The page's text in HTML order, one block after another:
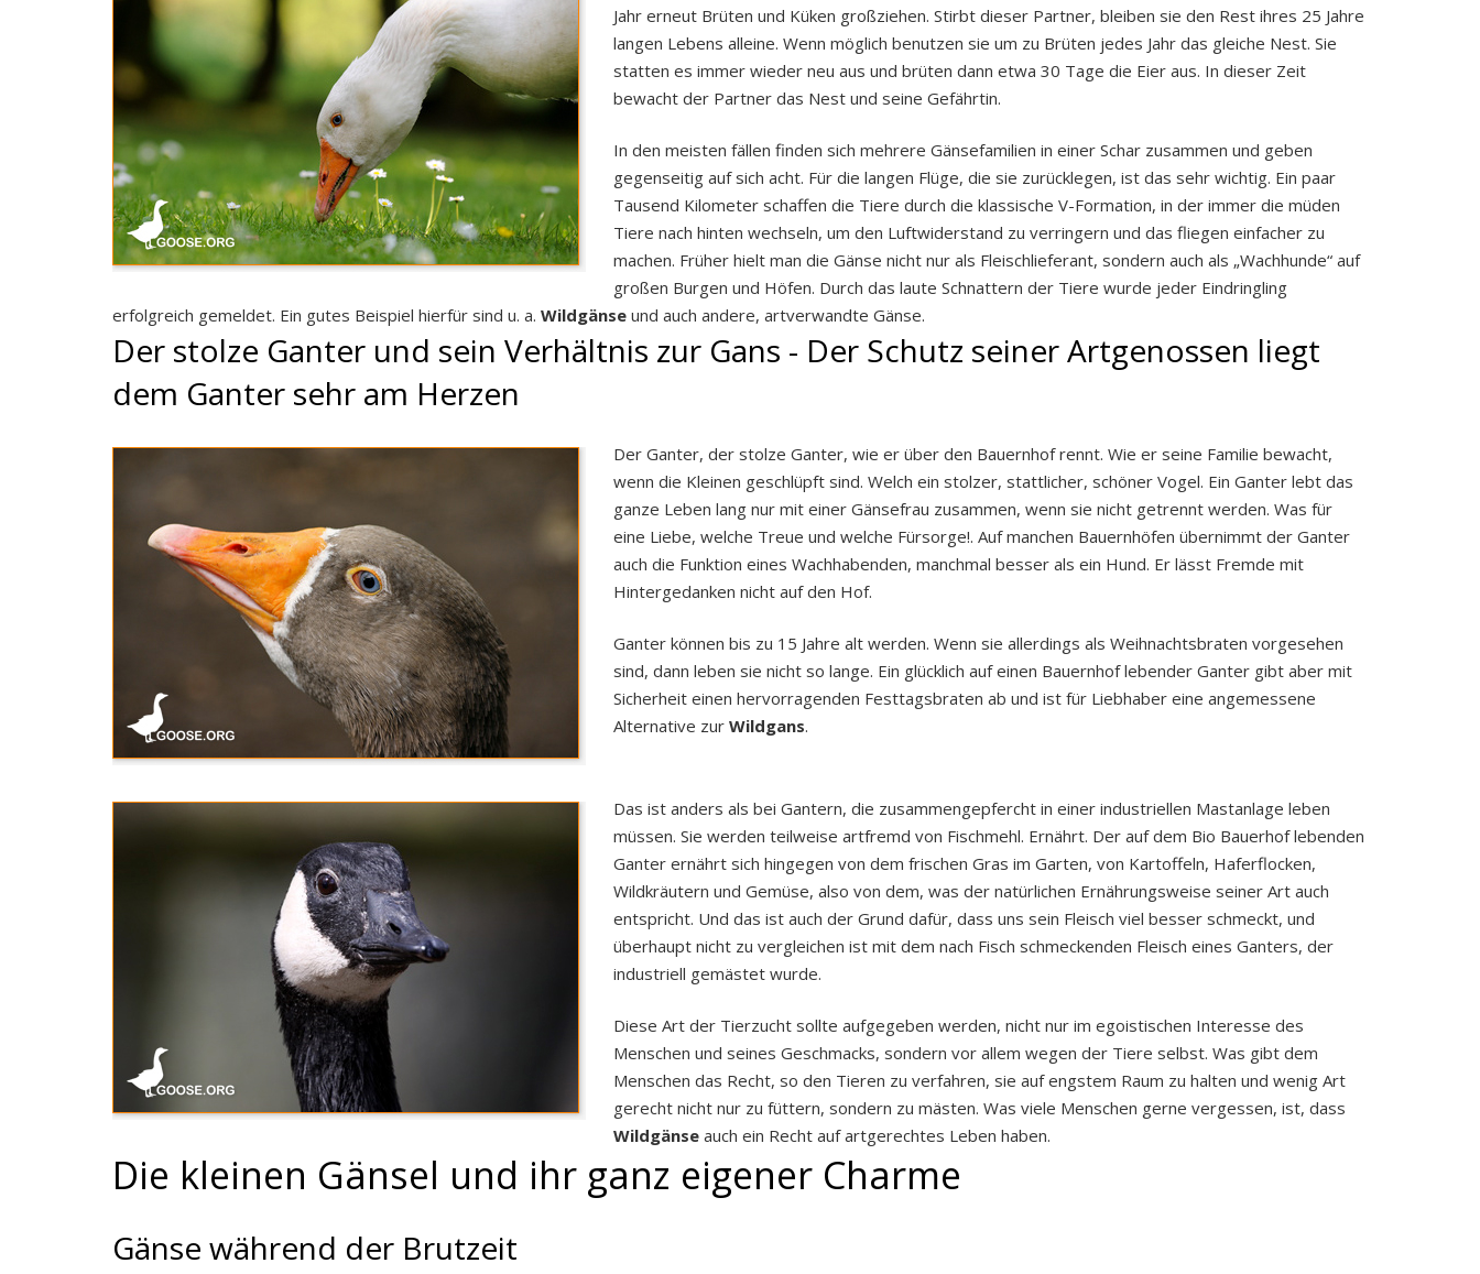
Jahr erneut Brüten und Küken großziehen. Stirbt dieser Partner, bleiben sie den Rest ihres 25 Jahre
langen Lebens alleine. Wenn möglich benutzen sie um zu Brüten jedes Jahr das gleiche Nest. Sie
statten es immer wieder neu aus und brüten dann etwa 30 Tage die Eier aus. In dieser Zeit
bewacht der Partner das Nest und seine Gefährtin.
In den meisten fällen finden sich mehrere Gänsefamilien in einer Schar zusammen und geben
gegenseitig auf sich acht. Für die langen Flüge, die sie zurücklegen, ist das sehr wichtig. Ein paar
Tausend Kilometer schaffen die Tiere durch die klassische V-Formation, in der immer die müden
Tiere nach hinten wechseln, um den Luftwiderstand zu verringern und das fliegen einfacher zu
machen. Früher hielt man die Gänse nicht nur als Fleischlieferant, sondern auch als „Wachhunde“ auf
großen Burgen und Höfen. Durch das laute Schnattern der Tiere wurde jeder Eindringling
erfolgreich gemeldet. Ein gutes Beispiel hierfür sind u. a. Wildgänse und auch andere, artverwandte Gänse.
Der stolze Ganter und sein Verhältnis zur Gans - Der Schutz seiner Artgenossen liegt
dem Ganter sehr am Herzen
Der Ganter, der stolze Ganter, wie er über den Bauernhof rennt. Wie er seine Familie bewacht,
wenn die Kleinen geschlüpft sind. Welch ein stolzer, stattlicher, schöner Vogel. Ein Ganter lebt das
ganze Leben lang nur mit einer Gänsefrau zusammen, wenn sie nicht getrennt werden. Was für
eine Liebe, welche Treue und welche Fürsorge!. Auf manchen Bauernhöfen übernimmt der Ganter
auch die Funktion eines Wachhabenden, manchmal besser als ein Hund. Er lässt Fremde mit
Hintergedanken nicht auf den Hof.
Ganter können bis zu 15 Jahre alt werden. Wenn sie allerdings als Weihnachtsbraten vorgesehen
sind, dann leben sie nicht so lange. Ein glücklich auf einen Bauernhof lebender Ganter gibt aber mit
Sicherheit einen hervorragenden Festtagsbraten ab und ist für Liebhaber eine angemessene
Alternative zur Wildgans.
Das ist anders als bei Gantern, die zusammengepfercht in einer industriellen Mastanlage leben
müssen. Sie werden teilweise artfremd von Fischmehl. Ernährt. Der auf dem Bio Bauerhof lebenden
Ganter ernährt sich hingegen von dem frischen Gras im Garten, von Kartoffeln, Haferflocken,
Wildkräutern und Gemüse, also von dem, was der natürlichen Ernährungsweise seiner Art auch
entspricht. Und das ist auch der Grund dafür, dass uns sein Fleisch viel besser schmeckt, und
überhaupt nicht zu vergleichen ist mit dem nach Fisch schmeckenden Fleisch eines Ganters, der
industriell gemästet wurde.
Diese Art der Tierzucht sollte aufgegeben werden, nicht nur im egoistischen Interesse des
Menschen und seines Geschmacks, sondern vor allem wegen der Tiere selbst. Was gibt dem
Menschen das Recht, so den Tieren zu verfahren, sie auf engstem Raum zu halten und wenig Art
gerecht nicht nur zu füttern, sondern zu mästen. Was viele Menschen gerne vergessen, ist, dass
Wildgänse auch ein Recht auf artgerechtes Leben haben.
Die kleinen Gänsel und ihr ganz eigener Charme
Gänse während der Brutzeit